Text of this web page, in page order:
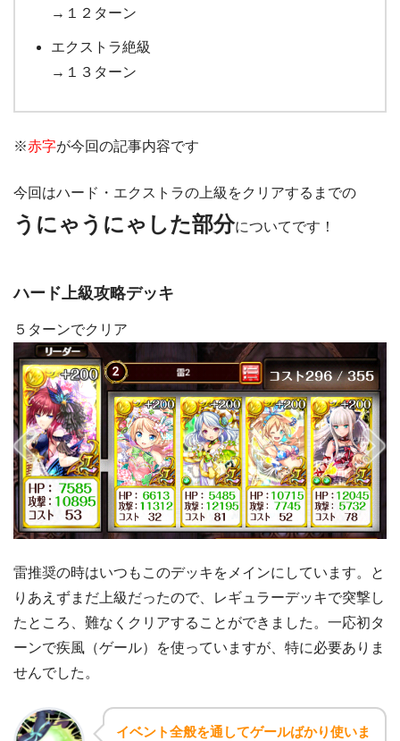
→１２ターン
エクストラ絶級
→１３ターン
※赤字が今回の記事内容です
今回はハード・エクストラの上級をクリアするまでの
うにゃうにゃした部分についてです！
ハード上級攻略デッキ
５ターンでクリア
雷推奨の時はいつもこのデッキをメインにしています。と
りあえずまだ上級だったので、レギュラーデッキで突撃し
たところ、難なくクリアすることができました。一応初タ
ーンで疾風（ゲール）を使っていますが、特に必要ありま
せんでした。
イベント全般を通してゲールばかり使いま